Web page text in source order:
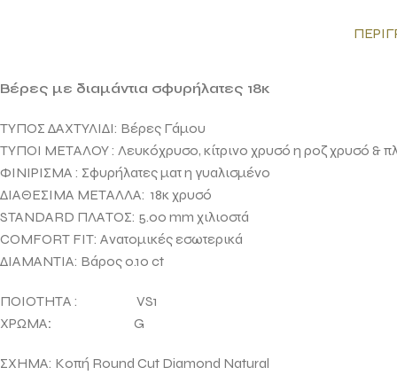
Βέρες με διαμάντια σφυρήλατες 18κ
ΤΥΠΟΣ ΔΑΧΤΥΛΙΔΙ: Βέρες Γάμου
ΤΥΠΟΙ ΜΕΤΑΛΟΥ : Λευκόχρυσο, κίτρινο χρυσό η ροζ χρυσό &
ΦΙΝΙΡΙΣΜΑ : Σφυρήλατες ματ η γυαλισμένο
ΔΙΑΘΕΣΙΜΑ ΜΕΤΑΛΛΑ: 18κ χρυσό
STANDARD ΠΛΑΤΟΣ: 5.00 mm χιλιοστά
COMFORT FIT: Ανατομικές εσωτερικά
ΔΙΑΜΑΝΤΙΑ: Βάρος 0.10 ct
ΠΟΙΟΤΗΤΑ : VS1
ΧΡΩΜΑ: G
ΣΧΗΜΑ: Κοπή Round Cut Diamοnd Natural